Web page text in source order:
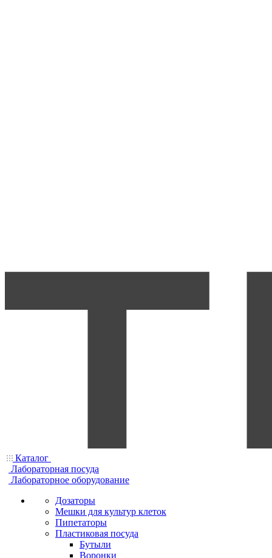
Каталог
Лабораторная посуда
Лабораторное оборудование
Дозаторы
Мешки для культур клеток
Пипетаторы
Пластиковая посуда
Бутыли
Воронки